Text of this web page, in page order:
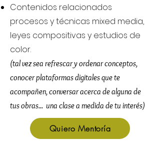
Contenidos relacionados
procesos y técnicas mixed media,
leyes compositivas y estudios de
color.
(tal vez sea refrescar y ordenar conceptos,
conocer plataformas digitales que te
acompañen, conversar acerca de alguna de
tus obras... una clase a medida de tu interés)
Quiero Mentoría